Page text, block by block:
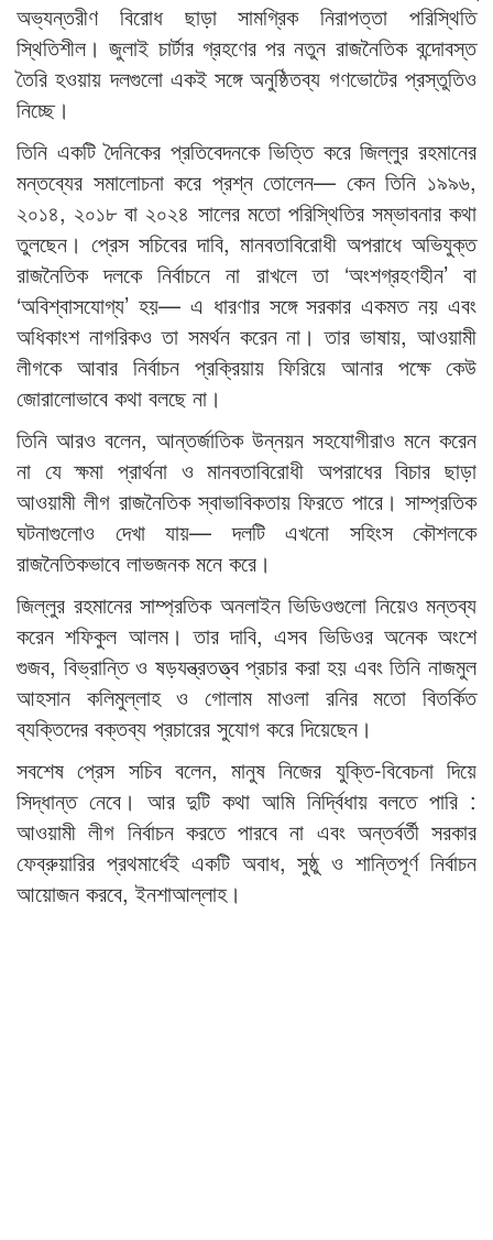
অভ্যন্তরীণ বিরোধ ছাড়া সামগ্রিক নিরাপত্তা পরিস্থিতি
স্থিতিশীল। জুলাই চার্টার গ্রহণের পর নতুন রাজনৈতিক বন্দোবস্ত
তৈরি হওয়ায় দলগুলো একই সঙ্গে অনুষ্ঠিতব্য গণভোটের প্রস্তুতিও
নিচ্ছে।
তিনি একটি দৈনিকের প্রতিবেদনকে ভিত্তি করে জিল্লুর রহমানের
মন্তব্যের সমালোচনা করে প্রশ্ন তোলেন— কেন তিনি ১৯৯৬,
২০১৪, ২০১৮ বা ২০২৪ সালের মতো পরিস্থিতির সম্ভাবনার কথা
তুলছেন। প্রেস সচিবের দাবি, মানবতাবিরোধী অপরাধে অভিযুক্ত
রাজনৈতিক দলকে নির্বাচনে না রাখলে তা ‘অংশগ্রহণহীন’ বা
‘অবিশ্বাসযোগ্য’ হয়— এ ধারণার সঙ্গে সরকার একমত নয় এবং
অধিকাংশ নাগরিকও তা সমর্থন করেন না। তার ভাষায়, আওয়ামী
লীগকে আবার নির্বাচন প্রক্রিয়ায় ফিরিয়ে আনার পক্ষে কেউ
জোরালোভাবে কথা বলছে না।
তিনি আরও বলেন, আন্তর্জাতিক উন্নয়ন সহযোগীরাও মনে করেন
না যে ক্ষমা প্রার্থনা ও মানবতাবিরোধী অপরাধের বিচার ছাড়া
আওয়ামী লীগ রাজনৈতিক স্বাভাবিকতায় ফিরতে পারে। সাম্প্রতিক
ঘটনাগুলোও দেখা যায়— দলটি এখনো সহিংস কৌশলকে
রাজনৈতিকভাবে লাভজনক মনে করে।
জিল্লুর রহমানের সাম্প্রতিক অনলাইন ভিডিওগুলো নিয়েও মন্তব্য
করেন শফিকুল আলম। তার দাবি, এসব ভিডিওর অনেক অংশে
গুজব, বিভ্রান্তি ও ষড়যন্ত্রতত্ত্ব প্রচার করা হয় এবং তিনি নাজমুল
আহসান কলিমুল্লাহ ও গোলাম মাওলা রনির মতো বিতর্কিত
ব্যক্তিদের বক্তব্য প্রচারের সুযোগ করে দিয়েছেন।
সবশেষ প্রেস সচিব বলেন, মানুষ নিজের যুক্তি-বিবেচনা দিয়ে
সিদ্ধান্ত নেবে। আর দুটি কথা আমি নির্দ্বিধায় বলতে পারি :
আওয়ামী লীগ নির্বাচন করতে পারবে না এবং অন্তর্বর্তী সরকার
ফেব্রুয়ারির প্রথমার্ধেই একটি অবাধ, সুষ্ঠু ও শান্তিপূর্ণ নির্বাচন
আয়োজন করবে, ইনশাআল্লাহ।